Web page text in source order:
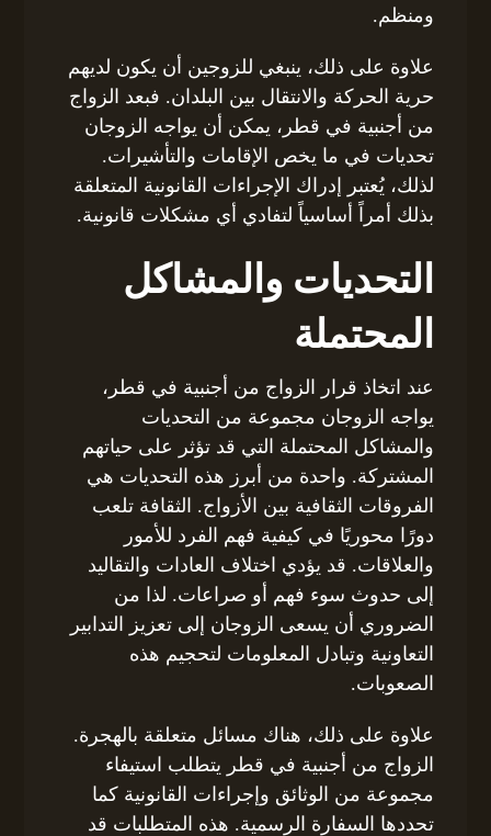
ومنظم.
علاوة على ذلك، ينبغي للزوجين أن يكون لديهم
حرية الحركة والانتقال بين البلدان. فبعد الزواج
من أجنبية في قطر، يمكن أن يواجه الزوجان
تحديات في ما يخص الإقامات والتأشيرات.
لذلك، يُعتبر إدراك الإجراءات القانونية المتعلقة
بذلك أمراً أساسياً لتفادي أي مشكلات قانونية.
التحديات والمشاكل
المحتملة
عند اتخاذ قرار الزواج من أجنبية في قطر،
يواجه الزوجان مجموعة من التحديات
والمشاكل المحتملة التي قد تؤثر على حياتهم
المشتركة. واحدة من أبرز هذه التحديات هي
الفروقات الثقافية بين الأزواج. الثقافة تلعب
دورًا محوريًا في كيفية فهم الفرد للأمور
والعلاقات. قد يؤدي اختلاف العادات والتقاليد
إلى حدوث سوء فهم أو صراعات. لذا من
الضروري أن يسعى الزوجان إلى تعزيز التدابير
التعاونية وتبادل المعلومات لتحجيم هذه
الصعوبات.
علاوة على ذلك، هناك مسائل متعلقة بالهجرة.
الزواج من أجنبية في قطر يتطلب استيفاء
مجموعة من الوثائق وإجراءات القانونية كما
تحددها السفارة الرسمية. هذه المتطلبات قد